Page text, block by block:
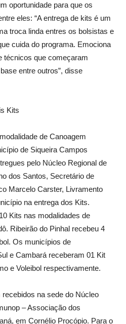
oportunidade para que os
eles: “A entrega de kits é um
troca linda entres os bolsistas e
cuida do programa. Emociona
técnicos que começaram
entre outros”, disse
Kits
de Canoagem
de Siqueira Campos
pelo Núcleo Regional de
dos Santos, Secretário de
Marcelo Carster, Livramento
na entrega dos Kits.
Kits nas modalidades de
Ribeirão do Pinhal recebeu 4
Os municípios de
e Cambará receberam 01 Kit
e Voleibol respectivamente.
na sede do Núcleo
– Associação dos
em Cornélio Procópio. Para o